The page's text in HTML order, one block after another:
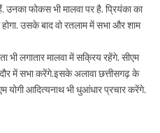
उनका फोकस भी मालवा पर है. प्रियंका का
उसके बाद वो रतलाम में सभा और शाम
लगातार मालवा में सक्रिय रहेंगे. सीएम
में सभा करेंगे.इसके अलावा छत्तीसगढ़ के
योगी आदित्यनाथ भी धुआंधार प्रचार करेंगे.